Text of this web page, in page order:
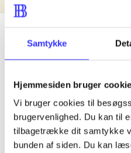
Samtykke
Hjemmesiden bruger
Vi bruger cookies til
brugervenlighed. Du kan til
tilbagetrække dit samtykke
bunden af siden. Du kan
Nyhed
lorem ipsum dolor sit amet
lorem ipsum dolor sit
lorem ipsum dolor sit
lorem ipsum dolor sit
lorem ipsum dolor sit